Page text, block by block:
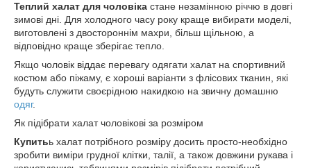
Теплий халат для чоловіка стане незамінною річчю в довгі
зимові дні. Для холодного часу року краще вибирати моделі,
виготовлені з двостороннім махри, більш щільною, а
відповідно краще зберігає тепло.
Якщо чоловік віддає перевагу одягати халат на спортивний
костюм або піжаму, є хороші варіанти з флісових тканин, які
будуть служити своєрідною накидкою на звичну домашню
одяг.
Як підібрати халат чоловікові за розміром
Купитьь халат потрібного розміру досить просто-необхідно
зробити виміри грудної клітки, талії, а також довжини рукава і